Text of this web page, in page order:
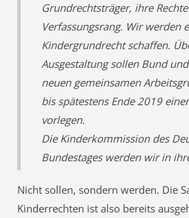
Grundrechtsträger, ihre
Verfassungsrang. Wir werden
Kindergrundrecht schaffen.
Ausgestaltung sollen Bund
neuen gemeinsamen
bis spätestens Ende 2019
vorlegen.
Die Kinderkommission des
Bundestages werden wir in
Nicht sollen, sondern werden. Die
Kinderrechten ist also bereits